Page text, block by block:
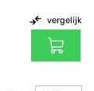
vergelijk